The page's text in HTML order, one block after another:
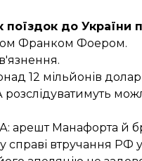
до України
Франком Фоером.
.
12 мільйонів
арешт Манафорта й
справі втручання РФ